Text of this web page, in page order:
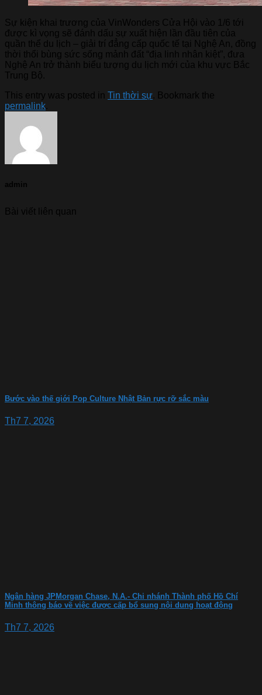
Sự kiện khai trương của VinWonders Cửa Hội vào 1/6 tới
được kì vọng sẽ đánh dấu sự xuất hiện lần đầu tiên của
quần thể du lịch – giải trí đẳng cấp quốc tế tại Nghệ An, đồng
thời thổi bùng sức sống mảnh đất “địa linh nhân kiệt”, đưa
Nghệ An trở thành biểu tượng du lịch mới của khu vực Bắc
Trung Bộ.
This entry was posted in Tin thời sự. Bookmark the
permalink.
admin
Bài viết liên quan
Bước vào thế giới Pop Culture Nhật Bản rực rỡ sắc màu
Th7 7, 2026
Ngân hàng JPMorgan Chase, N.A.- Chi nhánh Thành phố Hồ Chí
Minh thông báo về việc được cấp bổ sung nội dung hoạt động
Th7 7, 2026